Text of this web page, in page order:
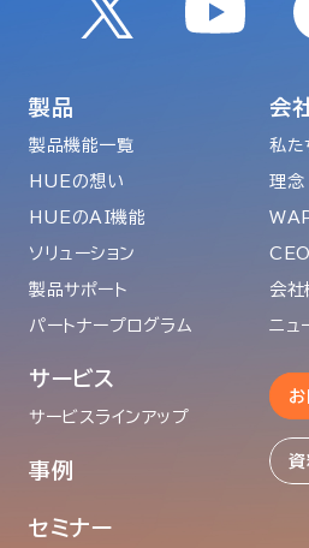
製品
製品機能一覧
HUEの想い
HUEのAI機能
ソリューション
製品サポート
パートナープログラム
サービス
サービスラインアップ
事例
セミナー
会
私た
理念
CEO
会社
ニュ
資